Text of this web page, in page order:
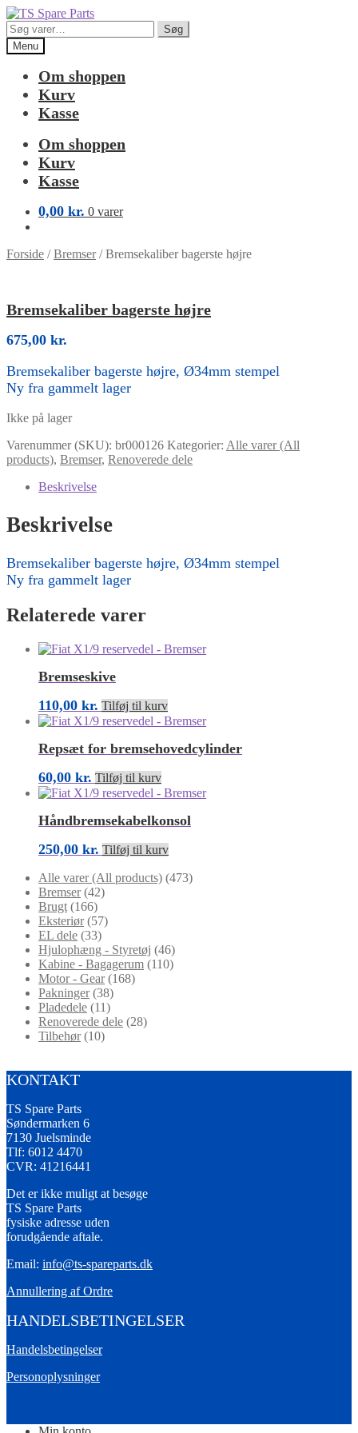
Spring
til
navigation
Spring
til
indhold
Søg
efter:
Søg
Menu
Om shoppen
Kurv
Kasse
Om shoppen
Kurv
Kasse
0,00 kr. 0 varer
Forside /Bremser/Bremsekaliber bagerste højre
Bremsekaliber bagerste højre
675,00 kr.
Bremsekaliber bagerste højre, Ø34mm stempel
Ny fra gammelt lager
Ikke på lager
Varenummer (SKU): br000126 Kategorier: Alle varer (All
products), Bremser, Renoverede dele
Beskrivelse
Beskrivelse
Bremsekaliber bagerste højre, Ø34mm stempel
Ny fra gammelt lager
Relaterede varer
Bremseskive
110,00 kr. Tilføj til kurv
Repsæt for bremsehovedcylinder
60,00 kr. Tilføj til kurv
Håndbremsekabelkonsol
250,00 kr. Tilføj til kurv
Alle varer (All products) (473)
Bremser (42)
Brugt (166)
Eksteriør (57)
EL dele (33)
Hjulophæng - Styretøj (46)
Kabine - Bagagerum (110)
Motor - Gear (168)
Pakninger (38)
Pladedele (11)
Renoverede dele (28)
Tilbehør (10)
KONTAKT
TS Spare Parts
Søndermarken 6
7130 Juelsminde
Tlf: 6012 4470
CVR: 41216441
Det er ikke muligt at besøge
TS Spare Parts
fysiske adresse uden
forudgående aftale.
Email: info@ts-spareparts.dk
Annullering af Ordre
HANDELSBETINGELSER
Handelsbetingelser
Personoplysninger